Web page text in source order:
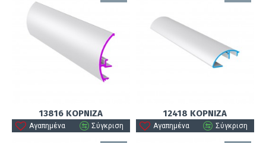
13816 ΚΟΡΝΙΖΑ
Αγαπημένα Σύγκριση
12418 ΚΟΡΝΙΖΑ
Αγαπημένα Σύγκριση